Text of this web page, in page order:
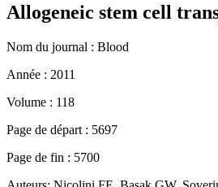
Allogeneic stem cell
Nom du journal : Blood
Année : 2011
Volume : 118
Page de départ : 5697
Page de fin : 5700